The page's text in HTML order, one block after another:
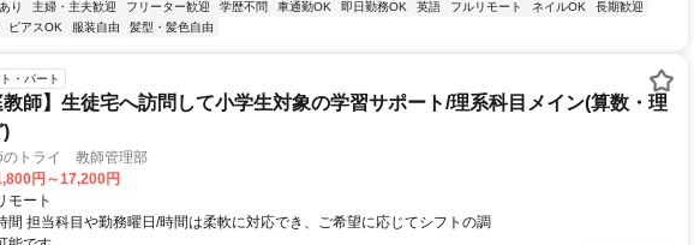
り 主婦・主夫歓迎 フリーター歓迎 学歴不問 車通勤OK 即日勤務OK 英語 フルリモート ネイルOK
長期歓迎
ピアスOK 服装自由 髪型・髪色自由
・パート
教師】生徒宅へ訪問して小学生対象の学習サポート/理系科目メイン(算数・理
)
のトライ 教師管理部
円～17,200円
モート
間 担当科目や勤務曜日/時間は柔軟に対応でき、ご希望に応じてシフトの調